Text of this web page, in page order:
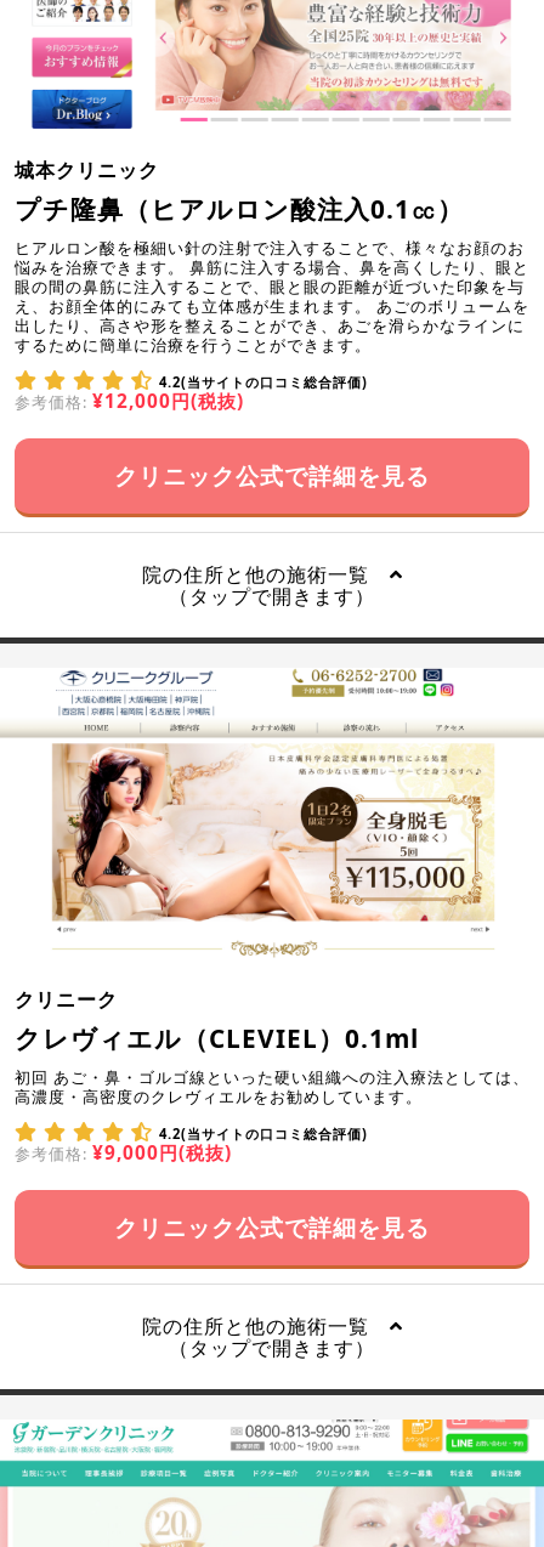
城本クリニック
プチ隆鼻（ヒアルロン酸注入0.1㏄）
ヒアルロン酸を極細い針の注射で注入することで、様々なお顔のお
悩みを治療できます。 鼻筋に注入する場合、鼻を高くしたり、眼と
眼の間の鼻筋に注入することで、眼と眼の距離が近づいた印象を与
え、お顔全体的にみても立体感が生まれます。 あごのボリュームを
出したり、高さや形を整えることができ、あごを滑らかなラインに
するために簡単に治療を行うことができます。
4.2(当サイトの口コミ総合評価)
参考価格: ¥12,000円(税抜)
クリニック公式で詳細を見る
院の住所と他の施術一覧
（タップで開きます）
クリニーク
クレヴィエル（CLEVIEL）0.1ml
初回 あご・鼻・ゴルゴ線といった硬い組織への注入療法としては、
高濃度・高密度のクレヴィエルをお勧めしています。
4.2(当サイトの口コミ総合評価)
参考価格: ¥9,000円(税抜)
クリニック公式で詳細を見る
院の住所と他の施術一覧
（タップで開きます）